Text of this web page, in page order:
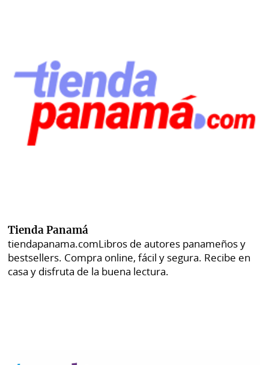
Tienda Panamá
tiendapanama.comLibros de autores panameños y
bestsellers. Compra online, fácil y segura. Recibe en
casa y disfruta de la buena lectura.